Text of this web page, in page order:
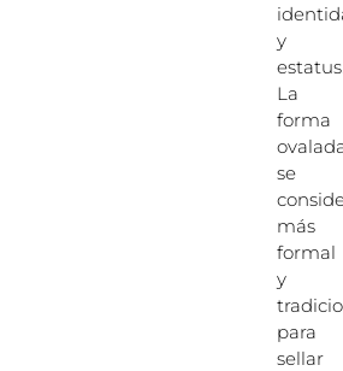
y
La
forma
se
más
formal
y
para
sellar